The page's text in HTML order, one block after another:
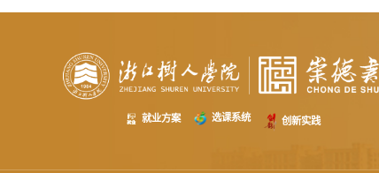
就业方案 选课系统 创新实践